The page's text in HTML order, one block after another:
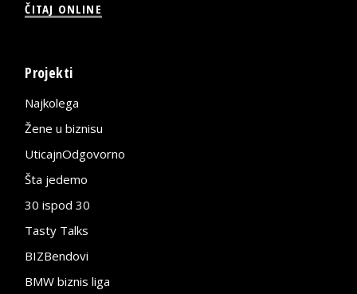
ČITAJ ONLINE
Projekti
Najkolega
Žene u biznisu
UticajnOdgovorno
Šta jedemo
30 ispod 30
Tasty Talks
BIZBendovi
BMW biznis liga